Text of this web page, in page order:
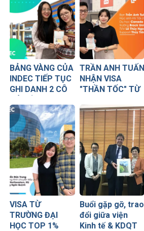
BẢNG VÀNG CỦA
INDEC TIẾP TỤC
GHI DANH 2 CÔ
VỪA GIỎI ĐÃ
DÀNH ĐƯỢC
NHỮNG SUẤT
HỌC BỔNG GIÁ
TRỊ
TRẦN ANH TUẤN
NHẬN VISA
"THẦN TỐC" TỪ
VISA TỪ
TRƯỜNG ĐẠI
HỌC TOP 1%
Buổi gặp gỡ, trao
đổi giữa viện
Kinh tế & KDQT